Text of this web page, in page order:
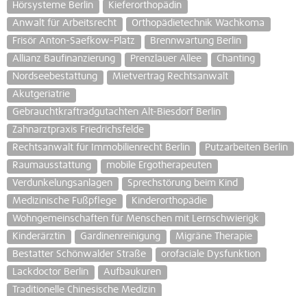
Hörsysteme Berlin
Kieferorthopädin
Anwalt für Arbeitsrecht
Orthopädietechnik Wachkoma
Frisör Anton-Saefkow-Platz
Brennwartung Berlin
Allianz Baufinanzierung
Prenzlauer Allee
Chanting
Nordseebestattung
Mietvertrag Rechtsanwalt
Akutgeriatrie
Gebrauchtkraftradgutachten Alt-Biesdorf Berlin
Zahnarztpraxis Friedrichsfelde
Rechtsanwalt für Immobilienrecht Berlin
Putzarbeiten Berlin
Raumausstattung
mobile Ergotherapeuten
Verdunkelungsanlagen
Sprechstörung beim Kind
Medizinische Fußpflege
Kinderorthopädie
Wohngemeinschaften für Menschen mit Lernschwierigk
Kinderärztin
Gardinenreinigung
Migräne Therapie
Bestatter Schönwalder Straße
orofaciale Dysfunktion
Lackdoctor Berlin
Aufbaukuren
Traditionelle Chinesische Medizin